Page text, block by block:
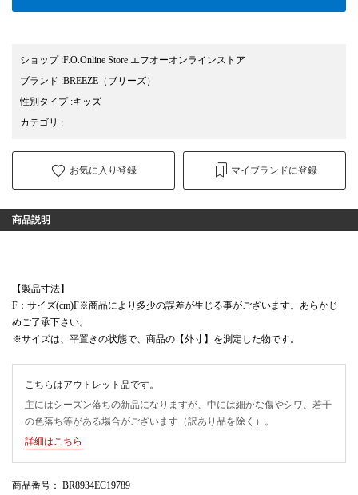
ショップ:F.O.Online Store エフオーオンラインストア
ブランド :BREEZE （ブリーズ）
性別タイプ:キッズ
カテゴリ :
お気に入り登録 マイブランドに登録
商品説明
【製品寸法】
F：サイズ(cm)F※商品により多少の誤差が生じる事がございます。あらかじ
めご了承下さい。
※サイズは、平置きの状態で、商品の【外寸】を測定した物です。
こちらはアウトレット品です。
主にはシーズン落ちの新品になりますが、中には細かな傷やシワ、若干
の色落ち等がある場合がございます（訳あり品を除く）。
詳細はこちら
商品番号 ： BR8934EC19789